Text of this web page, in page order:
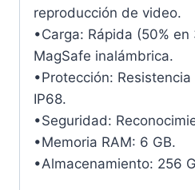
reproducción de video.
•Carga: Rápida (50%
MagSafe inalámbrica.
•Protección:
IP68.
•Seguridad:
•Memoria RAM: 6 GB.
•Almacenamiento: 256